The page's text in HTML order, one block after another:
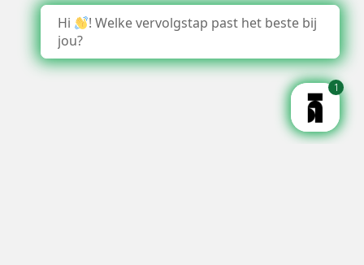
Hi
! Welke vervolgstap past het beste bij
jou?
1